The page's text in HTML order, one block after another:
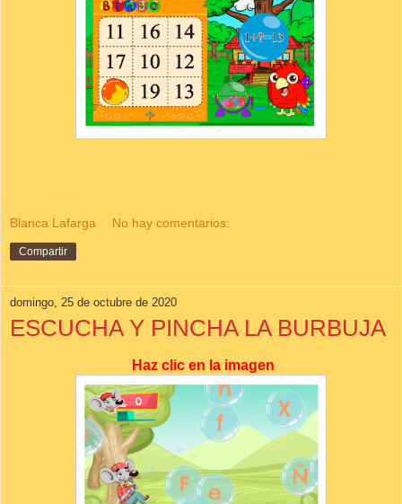
Blanca Lafarga No hay comentarios:
Compartir
domingo, 25 de octubre de 2020
ESCUCHA Y PINCHA LA BURBUJA
Haz clic en la imagen